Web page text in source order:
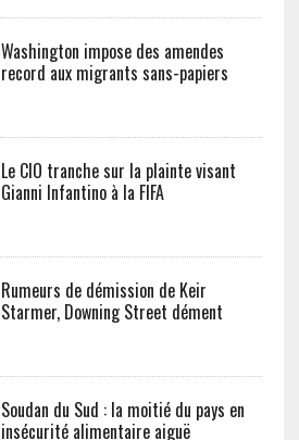
Washington impose des amendes
record aux migrants sans-papiers
Le CIO tranche sur la plainte visant
Gianni Infantino à la FIFA
Rumeurs de démission de Keir
Starmer, Downing Street dément
Soudan du Sud : la moitié du pays en
insécurité alimentaire aiguë